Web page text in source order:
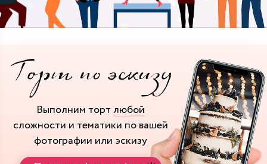
Выполним торт любой
сложности и тематики по вашей
фотографии или эскизу